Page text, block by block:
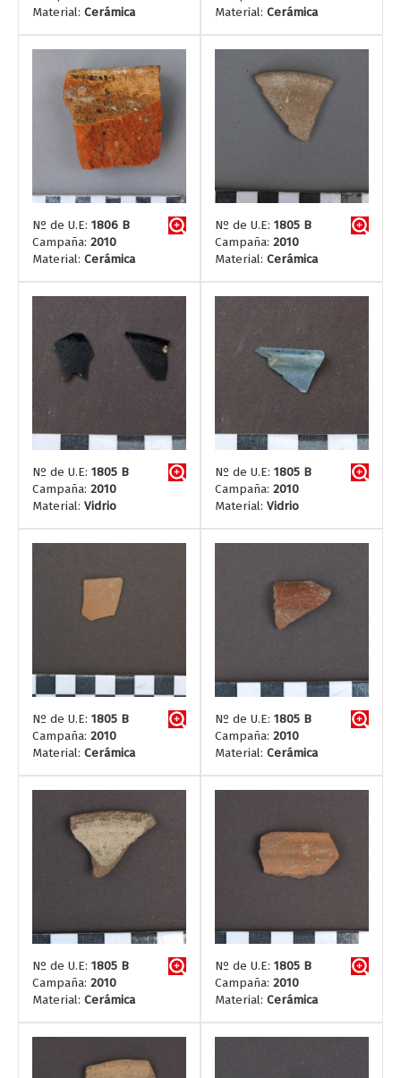
Material: Cerámica
Material: Cerámica
Nº de U.E: 1806 B
Campaña: 2010
Material: Cerámica
Nº de U.E: 1805 B
Campaña: 2010
Material: Cerámica
Nº de U.E: 1805 B
Campaña: 2010
Material: Vidrio
Nº de U.E: 1805 B
Campaña: 2010
Material: Vidrio
Nº de U.E: 1805 B
Campaña: 2010
Material: Cerámica
Nº de U.E: 1805 B
Campaña: 2010
Material: Cerámica
Nº de U.E: 1805 B
Campaña: 2010
Material: Cerámica
Nº de U.E: 1805 B
Campaña: 2010
Material: Cerámica